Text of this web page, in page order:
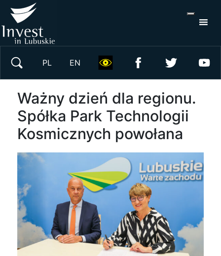
PL EN
Ważny dzień dla regionu.
Spółka Park Technologii
Kosmicznych powołana
Wyszukaj w serwisie